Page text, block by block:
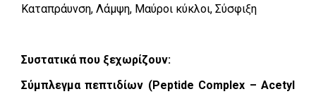
Καταπράυνση, Λάμψη, Μαύροι κύκλοι, Σύσφιξη
Συστατικά που ξεχωρίζουν:
Σύμπλεγμα πεπτιδίων (Peptide Complex – Acetyl